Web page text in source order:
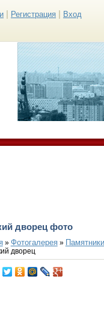
Регистрация Вход
дворец фото
» Фотогалерея»
дворец